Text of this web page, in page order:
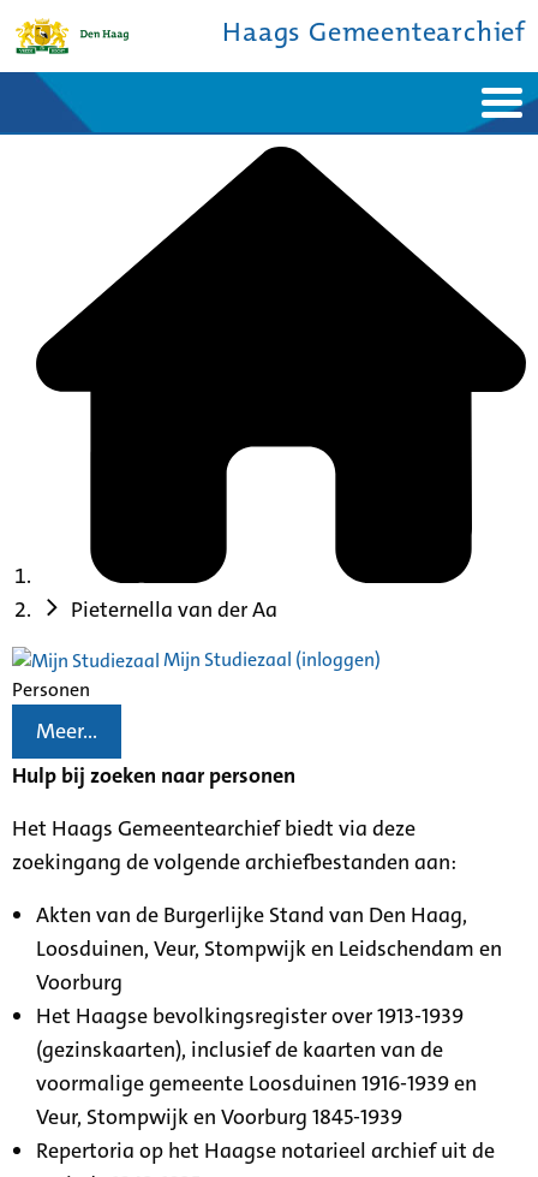
Haags Gemeentearchief
Bronnen en collecties
Pieternella van der Aa
Mijn Studiezaal (inloggen)
Personen
Meer...
Hulp bij zoeken naar personen
Het Haags Gemeentearchief biedt via deze
zoekingang de volgende archiefbestanden aan:
Akten van de Burgerlijke Stand van Den Haag,
Loosduinen, Veur, Stompwijk en Leidschendam en
Voorburg
Het Haagse bevolkingsregister over 1913-1939
(gezinskaarten), inclusief de kaarten van de
voormalige gemeente Loosduinen 1916-1939 en
Veur, Stompwijk en Voorburg 1845-1939
Repertoria op het Haagse notarieel archief uit de